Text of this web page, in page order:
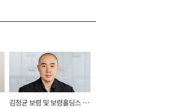
김정균 보령 및 보령홀딩스 대